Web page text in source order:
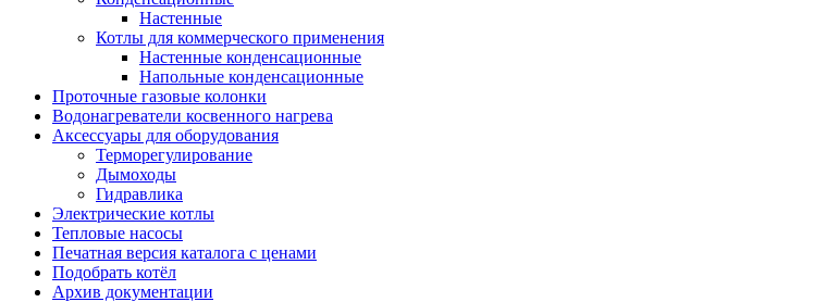
Настенные
Котлы для коммерческого применения
Настенные конденсационные
Напольные конденсационные
Проточные газовые колонки
Водонагреватели косвенного нагрева
Аксессуары для оборудования
Терморегулирование
Дымоходы
Гидравлика
Электрические котлы
Тепловые насосы
Печатная версия каталога с ценами
Подобрать котёл
Архив документации